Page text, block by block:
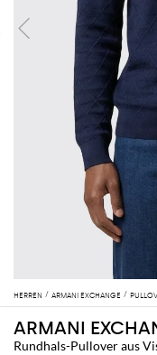
HERREN ARMANI EXCHANGE
ARMANI
Rundhals-Pullover aus